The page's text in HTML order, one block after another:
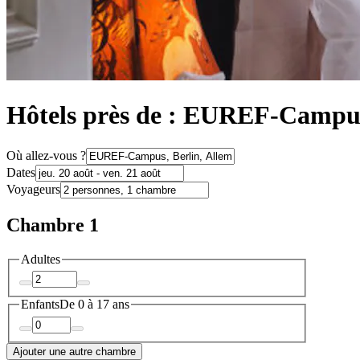
Hôtels près de : EUREF-
Où allez-vous ?
Dates
Voyageurs
Chambre 1
Adultes
EnfantsDe 0 à 17 ans
Ajouter une autre chambre